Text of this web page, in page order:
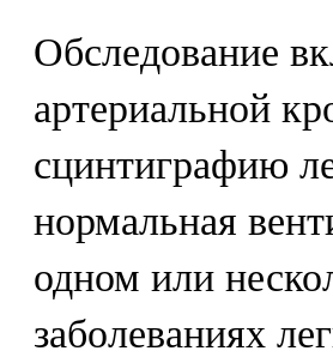
Обследование
артериальной
сцинтиграфию
нормальная
одном или
заболеваниях